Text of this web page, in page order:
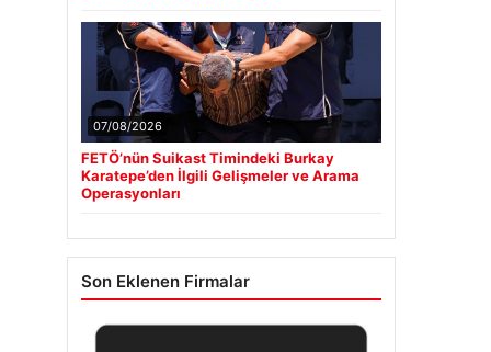
07/08/2026
FETÖ’nün Suikast Timindeki Burkay
Karatepe’den İlgili Gelişmeler ve Arama
Operasyonları
Son Eklenen Firmalar